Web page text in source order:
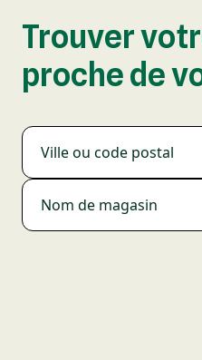
Trouver
proche de